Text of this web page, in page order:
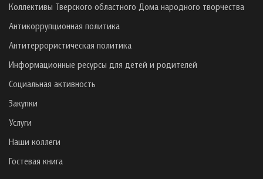
Коллективы Тверского областного Дома народного творчества
Антикоррупционная политика
Антитеррористическая политика
Информационные ресурсы для детей и родителей
Социальная активность
Закупки
Услуги
Наши коллеги
Гостевая книга